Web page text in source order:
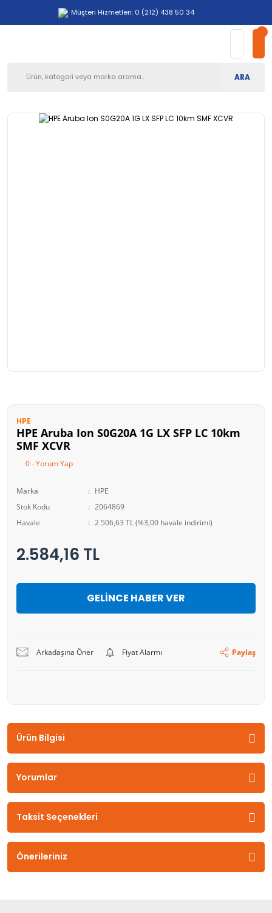
Müşteri Hizmetleri: 0 (212) 438 50 34
ARA
HPE
HPE Aruba Ion S0G20A 1G LX SFP LC 10km
SMF XCVR
0 - Yorum Yap
Marka
HPE
Stok Kodu
2064869
Havale
2.506,63 TL (%3,00 havale indirimi)
2.584,16 TL
GELİNCE HABER VER
Arkadaşına Öner Fiyat Alarmı Paylaş
Ürün Bilgisi
Yorumlar
Taksit Seçenekleri
Önerileriniz